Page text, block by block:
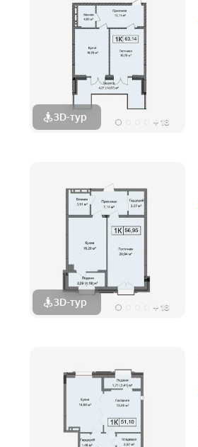
3D-тур + 18
3D-тур + 18